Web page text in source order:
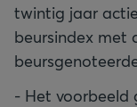
twintig jaar
beursindex met
- Het voorbeeld